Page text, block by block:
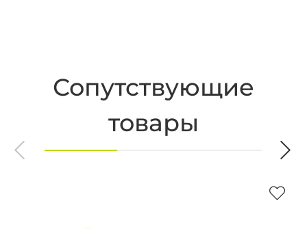
Сопутствующие
товары